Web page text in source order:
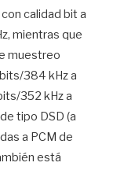
calidad bit a
mientras que
muestreo
384 kHz a
352 kHz a
tipo DSD (a
a PCM de
está